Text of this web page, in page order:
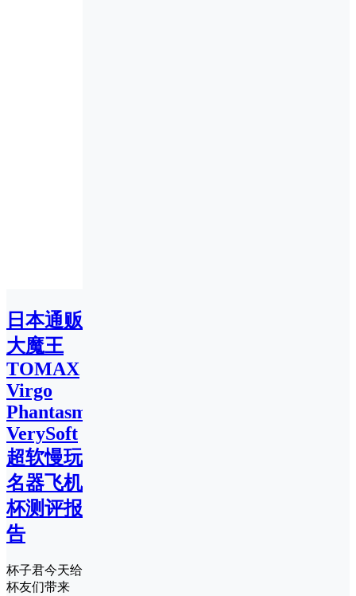
日本通贩
大魔王
TOMAX
Virgo
Phantasma
VerySoft
超软慢玩
名器飞机
杯测评报
告
杯子君今天给
杯友们带来